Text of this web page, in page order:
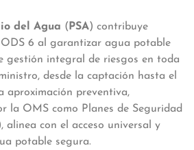
del Agua ( PSA) contribuye
6 al garantizar agua potable
gestión integral de riesgos en toda
desde la captación hasta el
aproximación preventiva,
la OMS como Planes de Seguridad
alinea con el acceso universal y
potable segura.